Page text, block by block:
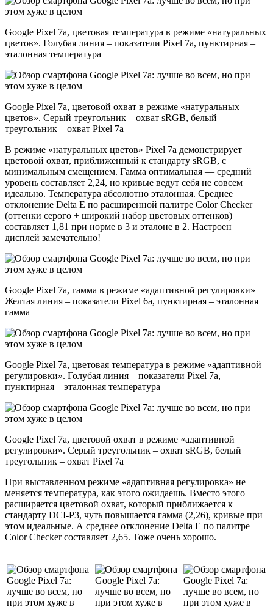
Google Pixel 7a, цветовая температура в режиме «натуральных
цветов». Голубая линия – показатели Pixel 7a, пунктирная –
эталонная температура
Google Pixel 7a, цветовой охват в режиме «натуральных
цветов». Серый треугольник – охват sRGB, белый
треугольник – охват Pixel 7a
В режиме «натуральных цветов» Pixel 7a демонстрирует
цветовой охват, приближенный к стандарту sRGB, с
минимальным смещением. Гамма оптимальная — средний
уровень составляет 2,24, но кривые ведут себя не совсем
идеально. Температура абсолютно эталонная. Среднее
отклонение Delta E по расширенной палитре Color Checker
(оттенки серого + широкий набор цветовых оттенков)
составляет 1,81 при норме в 3 и эталоне в 2. Настроен
дисплей замечательно!
Google Pixel 7a, гамма в режиме «адаптивной регулировки»
Желтая линия – показатели Pixel 6a, пунктирная – эталонная
гамма
Google Pixel 7a, цветовая температура в режиме «адаптивной
регулировки». Голубая линия – показатели Pixel 7a,
пунктирная – эталонная температура
Google Pixel 7a, цветовой охват в режиме «адаптивной
регулировки». Серый треугольник – охват sRGB, белый
треугольник – охват Pixel 7a
При выставленном режиме «адаптивная регулировка» не
меняется температура, как этого ожидаешь. Вместо этого
расширяется цветовой охват, который приближается к
стандарту DCI-P3, чуть повышается гамма (2,26), кривые при
этом идеальные. А среднее отклонение Delta E по палитре
Color Checker составляет 2,65. Тоже очень хорошо.